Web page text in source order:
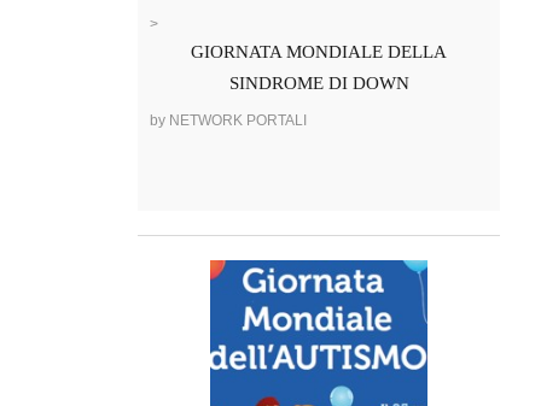
>
GIORNATA MONDIALE DELLA
SINDROME DI DOWN
by NETWORK PORTALI